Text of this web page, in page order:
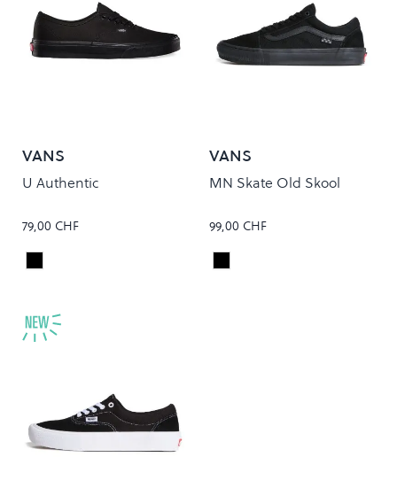
VANS
U Authentic
79,00 CHF
Colour
Black/Black
VANS
MN Skate Old Skool
99,00 CHF
Colour
Black/Black